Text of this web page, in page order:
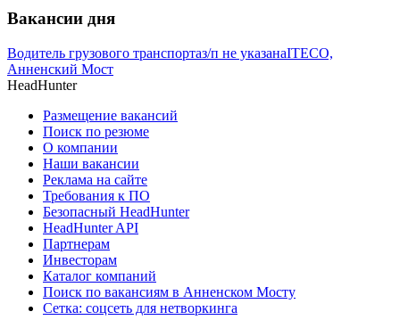
Вакансии дня
Водитель грузового транспортаз/п не указанаITECO,
Анненский Мост
HeadHunter
Размещение вакансий
Поиск по резюме
О компании
Наши вакансии
Реклама на сайте
Требования к ПО
Безопасный HeadHunter
HeadHunter API
Партнерам
Инвесторам
Каталог компаний
Поиск по вакансиям в Анненском Мосту
Сетка: соцсеть для нетворкинга